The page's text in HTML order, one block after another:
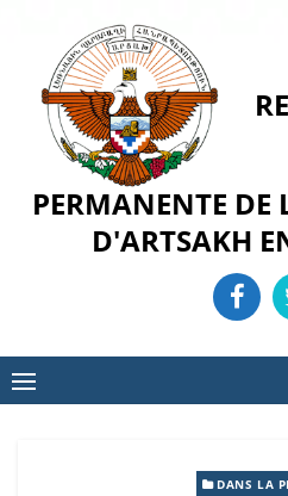
content
PERMANENTE DE
D'ARTSAKH
DANS LA